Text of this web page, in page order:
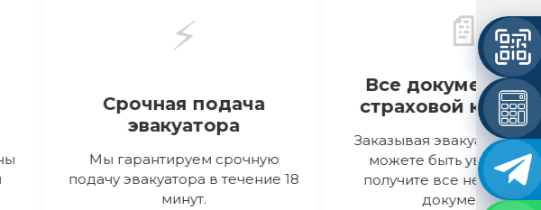
Срочная подача
эвакуатора
Мы гарантируем срочную
подачу эвакуатора в течение 18
минут.
📄
Все документы для
страховой компании
Заказывая эвакуатор у нас,
можете быть уверены, что
получите все необходимые
документы.